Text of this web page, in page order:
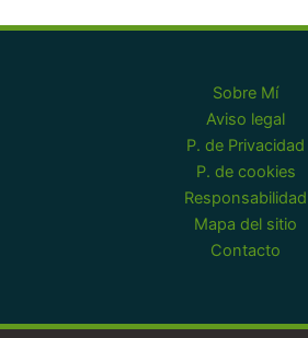
Sobre Mí
Aviso legal
P. de Privacidad
P. de cookies
Responsabilidad
Mapa del sitio
Contacto